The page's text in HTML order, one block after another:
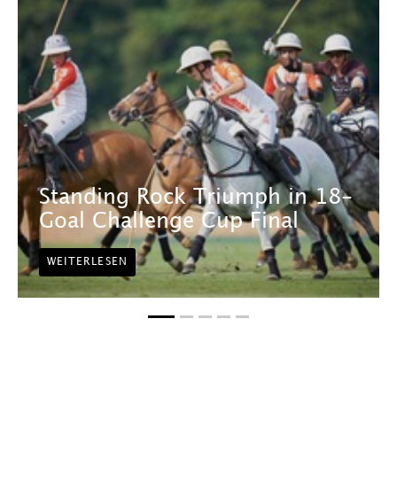
Standing Rock Triumph in 18-
Goal Challenge Cup Final
WEITERLESEN